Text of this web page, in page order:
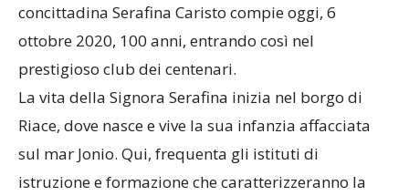
concittadina Serafina Caristo compie oggi, 6
ottobre 2020, 100 anni, entrando così nel
prestigioso club dei centenari.
La vita della Signora Serafina inizia nel borgo di
Riace, dove nasce e vive la sua infanzia affacciata
sul mar Jonio. Qui, frequenta gli istituti di
istruzione e formazione che caratterizzeranno la